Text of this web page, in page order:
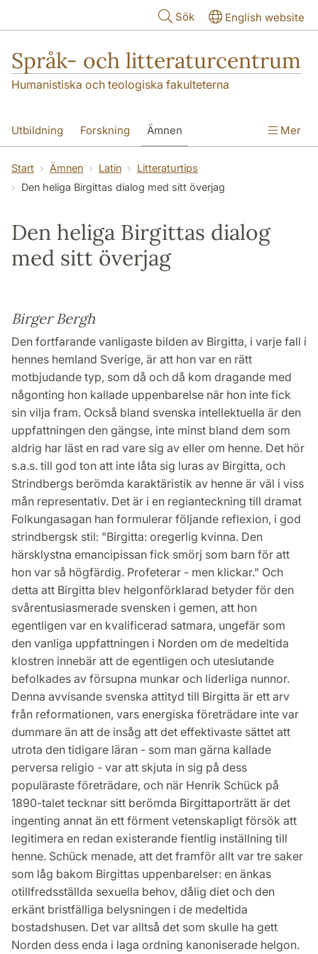
Sök English website
Språk- och litteraturcentrum
Humanistiska och teologiska fakulteterna
Utbildning Forskning Ämnen
SOL-husen Kontakt Institutionen
översättning till svenska
Mer
Start Ämnen Latin
Litteraturtips
Den heliga Birgittas dialog med sitt överjag
Den heliga Birgittas dialog
med sitt överjag
Birger Bergh
Den fortfarande vanligaste bilden av Birgitta, i varje fall i
hennes hemland Sverige, är att hon var en rätt
motbjudande typ, som då och då kom dragande med
någonting hon kallade uppenbarelse när hon inte fick
sin vilja fram. Också bland svenska intellektuella är den
uppfattningen den gängse, inte minst bland dem som
aldrig har läst en rad vare sig av eller om henne. Det hör
s.a.s. till god ton att inte låta sig luras av Birgitta, och
Strindbergs berömda karaktäristik av henne är väl i viss
mån representativ. Det är i en regianteckning till dramat
Folkungasagan han formulerar följande reflexion, i god
strindbergsk stil: "Birgitta: oregerlig kvinna. Den
härsklystna emancipissan fick smörj som barn för att
hon var så högfärdig. Profeterar - men klickar." Och
detta att Birgitta blev helgonförklarad betyder för den
svårentusiasmerade svensken i gemen, att hon
egentligen var en kvalificerad satmara, ungefär som
den vanliga uppfattningen i Norden om de medeltida
klostren innebär att de egentligen och uteslutande
befolkades av försupna munkar och liderliga nunnor.
Denna avvisande svenska attityd till Birgitta är ett arv
från reformationen, vars energiska företrädare inte var
dummare än att de insåg att det effektivaste sättet att
utrota den tidigare läran - som man gärna kallade
perversa religio - var att skjuta in sig på dess
populäraste företrädare, och när Henrik Schück på
1890-talet tecknar sitt berömda Birgittaporträtt är det
ingenting annat än ett förment vetenskapligt försök att
legitimera en redan existerande fientlig inställning till
henne. Schück menade, att det framför allt var tre saker
som låg bakom Birgittas uppenbarelser: en änkas
otillfredsställda sexuella behov, dålig diet och den
erkänt bristfälliga belysningen i de medeltida
bostadshusen. Det var alltså det som skulle ha gett
Norden dess enda i laga ordning kanoniserade helgon.